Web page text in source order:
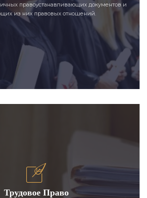
правоустанавливающих документов и
из них правовых отношений.
Трудовое Право